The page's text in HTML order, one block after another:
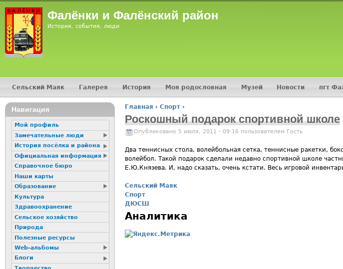
Фалёнки и Фалёнский район
История, события, люди
Вы здесь
Главная › Спорт ›
Роскошный подарок спортивной школе
Опубликовано 5 июля, 2011 - 09:16 пользователем Гость
Два теннисных стола, волейбольная сетка, теннисные ракетки,
волейбол. Такой подарок сделали недавно спортивной школе
Е.Ю.Князева. И, надо сказать, очень кстати. Весь игровой
Сельский Маяк
Спорт
ДЮСШ
Аналитика
Главное меню
Сельский Маяк Галерея История Моя родословная Музей Новости пгт
Навигация
Мой профиль
Замечательные люди
История посёлка и района
Официальная информация
Справочное бюро
Наши карты
Образование
Культура
Здравоохранение
Сельское хозяйство
Природа
Полезные ресурсы
Web-альбомы
Блоги